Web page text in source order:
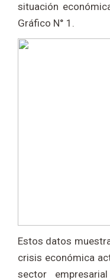
situación
Gráfico N° 1.
Estos datos
crisis económica
sector